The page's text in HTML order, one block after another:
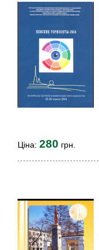
Ціна: 280 грн.